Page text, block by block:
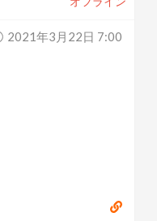
2021年3月22日 7:00